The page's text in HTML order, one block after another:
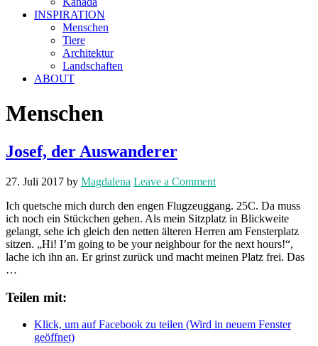
INSPIRATION
Menschen
Tiere
Architektur
Landschaften
ABOUT
Menschen
Josef, der Auswanderer
27. Juli 2017 by Magdalena Leave a Comment
Ich quetsche mich durch den engen Flugzeuggang. 25C. Da muss
ich noch ein Stückchen gehen. Als mein Sitzplatz in Blickweite
gelangt, sehe ich gleich den netten älteren Herren am Fensterplatz
sitzen. „Hi! I’m going to be your neighbour for the next hours!“,
lache ich ihn an. Er grinst zurück und macht meinen Platz frei. Das
…
Teilen mit:
Klick, um auf Facebook zu teilen (Wird in neuem Fenster
geöffnet)